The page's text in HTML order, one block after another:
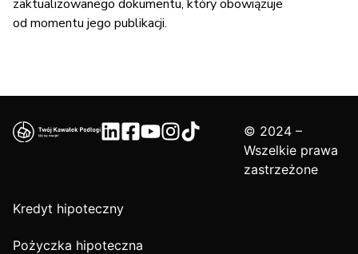
zaktualizowanego dokumentu, który obowiązuje
od momentu jego publikacji.
© 2024 –
Wszelkie prawa
zastrzeżone
Kredyt hipoteczny
Pożyczka hipoteczna